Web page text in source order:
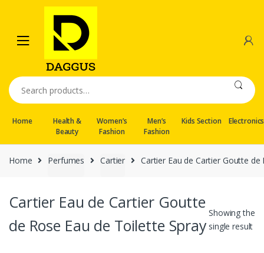
navigation
content
Search
for:
Home
Health &
Beauty
Women’s
Fashion
Men’s
Fashion
Kids Section Electronics
Home Perfumes Cartier Cartier Eau de Cartier Goutte
Cartier Eau de Cartier Goutte
de Rose Eau de Toilette Spray
Showing the
single result